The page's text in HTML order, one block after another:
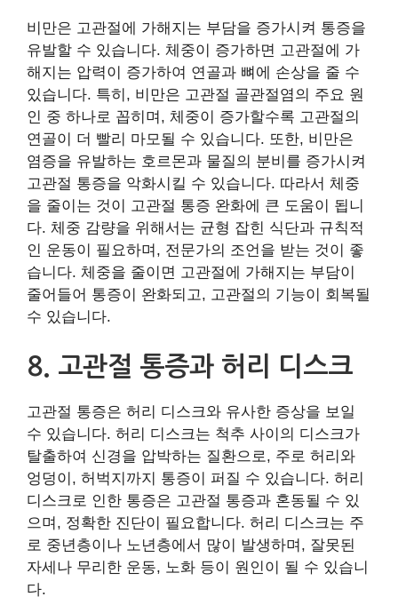
비만은 고관절에 가해지는 부담을 증가시켜 통증을
유발할 수 있습니다. 체중이 증가하면 고관절에 가
해지는 압력이 증가하여 연골과 뼈에 손상을 줄 수
있습니다. 특히, 비만은 고관절 골관절염의 주요 원
인 중 하나로 꼽히며, 체중이 증가할수록 고관절의
연골이 더 빨리 마모될 수 있습니다. 또한, 비만은
염증을 유발하는 호르몬과 물질의 분비를 증가시켜
고관절 통증을 악화시킬 수 있습니다. 따라서 체중
을 줄이는 것이 고관절 통증 완화에 큰 도움이 됩니
다. 체중 감량을 위해서는 균형 잡힌 식단과 규칙적
인 운동이 필요하며, 전문가의 조언을 받는 것이 좋
습니다. 체중을 줄이면 고관절에 가해지는 부담이
줄어들어 통증이 완화되고, 고관절의 기능이 회복될
수 있습니다.
8. 고관절 통증과 허리 디스크
고관절 통증은 허리 디스크와 유사한 증상을 보일
수 있습니다. 허리 디스크는 척추 사이의 디스크가
탈출하여 신경을 압박하는 질환으로, 주로 허리와
엉덩이, 허벅지까지 통증이 퍼질 수 있습니다. 허리
디스크로 인한 통증은 고관절 통증과 혼동될 수 있
으며, 정확한 진단이 필요합니다. 허리 디스크는 주
로 중년층이나 노년층에서 많이 발생하며, 잘못된
자세나 무리한 운동, 노화 등이 원인이 될 수 있습니
다.